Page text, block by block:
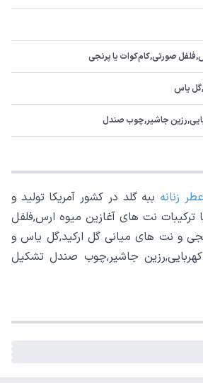
صورتی,کام‌کوات یا پرنجی
یاس
جاشیر,چوب صندل
عطر زنانه ببه گلد در کشور آمریکا تولید و
نت های آغازین میوه ارس,فلفل
و نت های میانی گل ارکید,گل یاس و
جاشیر,چوب صندل تشکیل